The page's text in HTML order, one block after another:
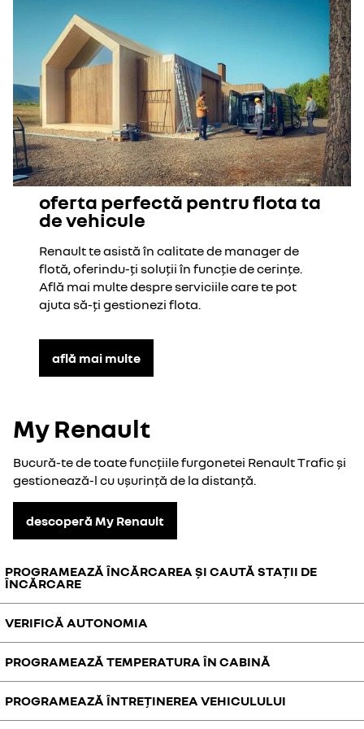
oferta perfectă pentru flota ta
de vehicule
Renault te asistă în calitate de manager de
flotă, oferindu-ți soluții în funcție de cerințe.
Află mai multe despre serviciile care te pot
ajuta să-ți gestionezi flota.
află mai multe
My Renault
Bucură-te de toate funcțiile furgonetei Renault Trafic și
gestionează-l cu ușurință de la distanță.
descoperă My Renault
PROGRAMEAZĂ ÎNCĂRCAREA ȘI CAUTĂ STAȚII DE
ÎNCĂRCARE
Gestionează simplu de la distanță încărcarea bateriei, cu ajutorul
aplicației MyRenault: programează de la distanță încărcarea și
găsește cea mai apropiată stație de încărcare de pe traseu.
VERIFICĂ AUTONOMIA
Consultă în timp real nivelul de încărcare al bateriei și autonomia cu
ajutorul aplicației My Renault.
PROGRAMEAZĂ TEMPERATURA ÎN CABINĂ
Controlează Furgoneta Renault Trafic de la distanță prin
intermediul smartphone-ului: pornește aerul condiționat și
PROGRAMEAZĂ ÎNTREȚINEREA VEHICULULUI